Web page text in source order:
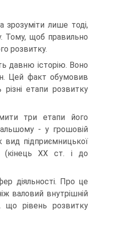
зрозуміти лише тоді,
Тому, щоб правильно
розвитку.
давню історію. Воно
Цей факт обумовив
етапи розвитку
три етапи його
- у грошовій
вид підприємницької
(кінець ХХ ст. і до
діяльності. Про це
валовий внутрішній
що рівень розвитку